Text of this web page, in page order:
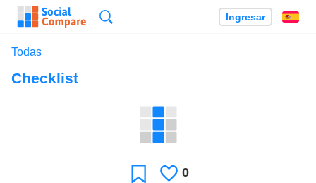
Ingresar
Todas
Checklist
Favoritos
Le
0